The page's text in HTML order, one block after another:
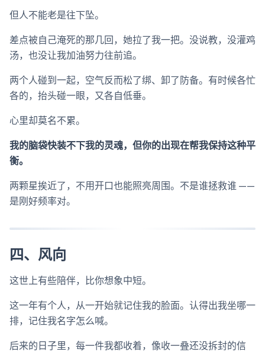
但人不能老是往下坠。
差点被自己淹死的那几回，她拉了我一把。没说教，没灌鸡
汤，也没让我加油努力往前追。
两个人碰到一起，空气反而松了绑、卸了防备。有时候各忙
各的，抬头碰一眼，又各自低垂。
心里却莫名不累。
我的脑袋快装不下我的灵魂，但你的出现在帮我保持这种平
衡。
两颗星挨近了，不用开口也能照亮周围。不是谁拯救谁 ——
是刚好频率对。
四、风向
这世上有些陪伴，比你想象中短。
这一年有个人，从一开始就记住我的脸面。认得出我坐哪一
排，记住我名字怎么喊。
后来的日子里，每一件我都收着，像收一叠还没拆封的信